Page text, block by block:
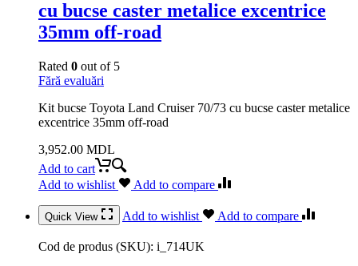
cu bucse caster metalice excentrice
35mm off-road
Rated 0 out of 5
Fără evaluări
Kit bucse Toyota Land Cruiser 70/73 cu bucse caster metalice
excentrice 35mm off-road
3,952.00 MDL
Add to cart
Add to wishlist
Add to compare
Quick View Add to wishlist Add to compare
Cod de produs (SKU): i_714UK